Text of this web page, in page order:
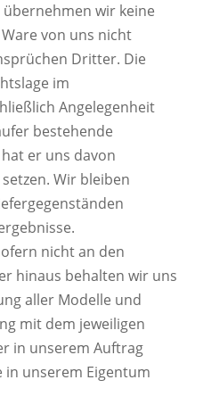
wir keine
von uns nicht
Dritter. Die
im
Angelegenheit
bestehende
er uns davon
Wir bleiben
nicht an den
hinaus behalten wir uns
aller Modelle und
mit dem jeweiligen
in unserem Auftrag
unserem Eigentum